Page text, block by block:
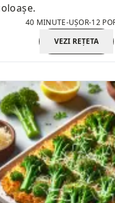
40 MINUTE-UȘOR-12
VEZI REȚETA